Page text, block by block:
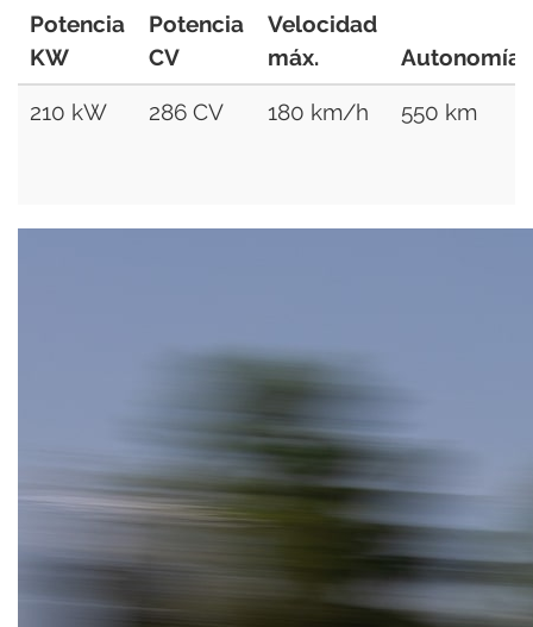
Potencia
KW
Potencia
CV
Velocidad
máx.
Autonomía
210 kW 286 CV 180 km/h 550 km